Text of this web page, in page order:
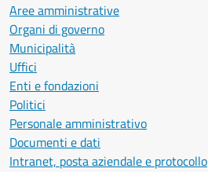
Aree amministrative
Organi di governo
Municipalità
Uffici
Enti e fondazioni
Politici
Personale amministrativo
Documenti e dati
Intranet, posta aziendale e protocollo